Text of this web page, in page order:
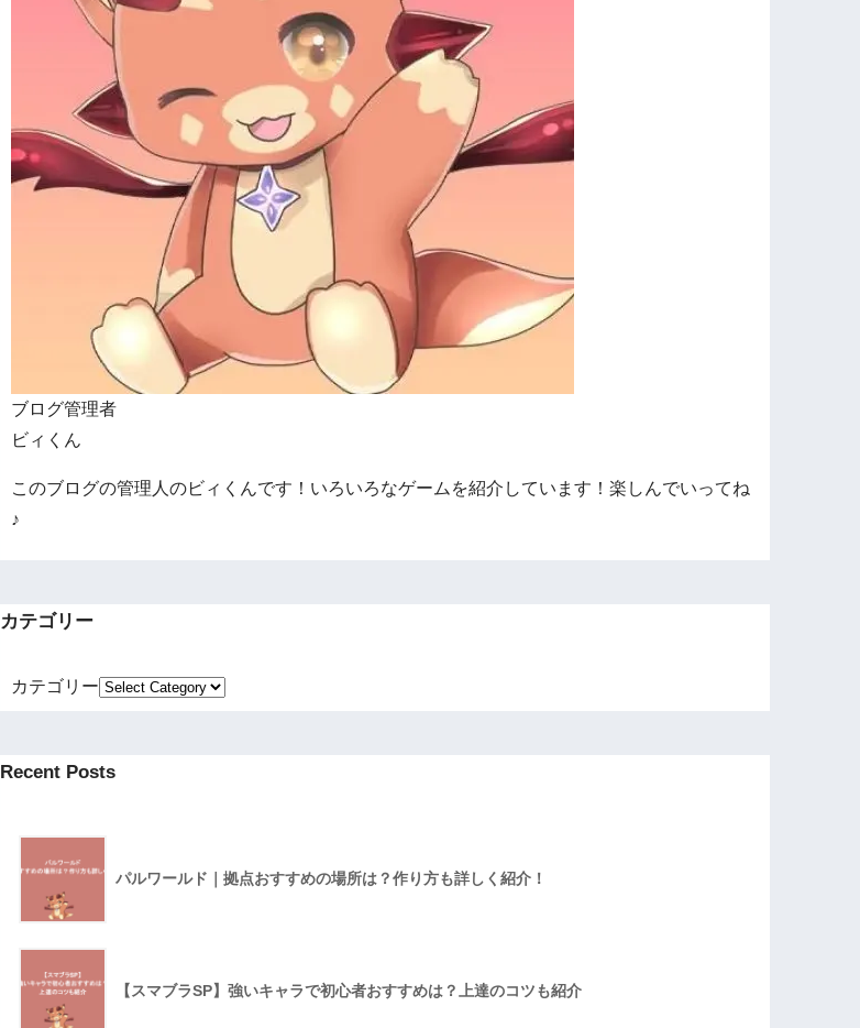
ブログ管理者
ビィくん
このブログの管理人のビィくんです！いろいろなゲームを紹介しています！楽しんでいってね
♪
カテゴリー
カテゴリー
Recent Posts
パルワールド｜拠点おすすめの場所は？作り方も詳しく紹介！
【スマブラSP】強いキャラで初心者おすすめは？上達のコツも紹介